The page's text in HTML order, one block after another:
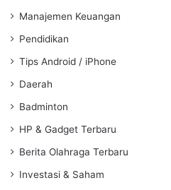
Manajemen Keuangan
Pendidikan
Tips Android / iPhone
Daerah
Badminton
HP & Gadget Terbaru
Berita Olahraga Terbaru
Investasi & Saham